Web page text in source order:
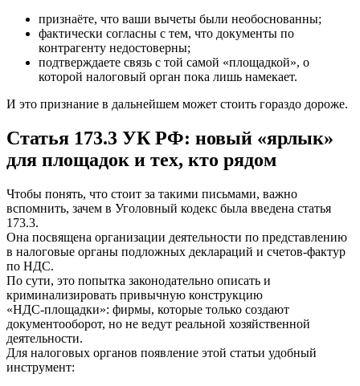
признаёте, что ваши вычеты были необоснованны;
фактически согласны с тем, что документы по
контрагенту недостоверны;
подтверждаете связь с той самой «площадкой», о
которой налоговый орган пока лишь намекает.
И это признание в дальнейшем может стоить гораздо дороже.
Статья 173.3 УК РФ: новый «ярлык»
для площадок и тех, кто рядом
Чтобы понять, что стоит за такими письмами, важно
вспомнить, зачем в Уголовный кодекс была введена статья
173.3.
Она посвящена организации деятельности по представлению
в налоговые органы подложных деклараций и счетов‑фактур
по НДС.
По сути, это попытка законодательно описать и
криминализировать привычную конструкцию
«НДС‑площадки»: фирмы, которые только создают
документооборот, но не ведут реальной хозяйственной
деятельности.
Для налоговых органов появление этой статьи удобный
инструмент: